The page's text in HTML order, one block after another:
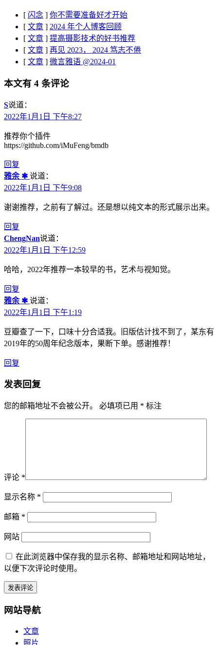
[ 闪念 ] 你不需要准备好才开始
[ 文章 ] 2024 年个人博客回顾
[ 文章 ] 提高摄影技术的好书推荐
[ 文章 ] 再见 2023， 2024 笃志不倦
[ 文章 ] 微言雅语 @2024-01
本文有 4 条评论
S说道：
2022年1月1日 下午8:27
推荐你个插件
https://github.com/iMuFeng/bmdb
回复
雅余 ✱ 说道：
2022年1月1日 下午9:08
谢谢推荐，之前有了解过。还是想以纯文本的形式展示出来。
回复
ChengNan说道：
2022年1月1日 下午12:59
哈哈，2022年推荐一本较早的书，艺术与视知觉。
回复
雅余 ✱ 说道：
2022年1月1日 下午1:19
豆瓣查了一下，口味十分合适我。旧版估计找不到了，某东有
2019年的50周年纪念版本，果断下单。感谢推荐！
回复
发表回复
您的邮箱地址不会被公开。 必填项已用 * 标注
评论 *
显示名称 *
邮箱 *
网站
在此浏览器中保存我的显示名称、邮箱地址和网站地址，
以便下次评论时使用。
网站导航
文章
照片